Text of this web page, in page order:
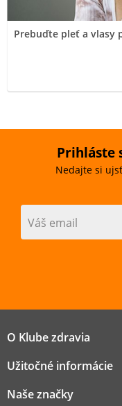
Prebuďte pleť a vlasy
Prihláste
Nedajte si
Váš email
O Klube zdravia
Užitočné informácie
Naše značky